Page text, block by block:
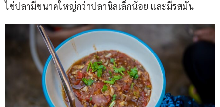
ไข่ปลามีขนาดใหญ่กว่าปลานิลเล็กน้อย และมีรสมัน